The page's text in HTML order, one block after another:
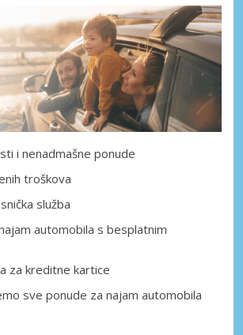
ekskluzivnim ponudama naših
Prijava putem eLinka
i nenadmašne ponude
troškova
služba
automobila s besplatnim
za kreditne kartice
sve ponude za najam automobila